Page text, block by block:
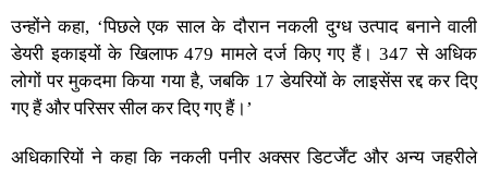
उन्होंने कहा, ‘पिछले एक साल के दौरान नकली दुग्ध उत्पाद बनाने वाली
डेयरी इकाइयों के खिलाफ 479 मामले दर्ज किए गए हैं। 347 से अधिक
लोगों पर मुकदमा किया गया है, जबकि 17 डेयरियों के लाइसेंस रद्द कर दिए
गए हैं और परिसर सील कर दिए गए हैं।’
अधिकारियों ने कहा कि नकली पनीर अक्सर डिटर्जेंट और अन्य जहरीले